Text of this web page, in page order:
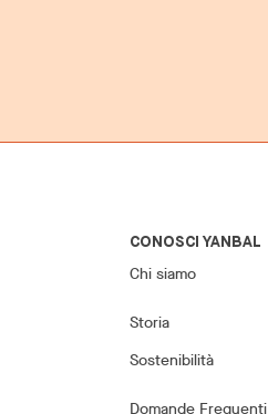
CONOSCI YANBAL
Chi siamo
Storia
Sostenibilità
Domande Frequenti